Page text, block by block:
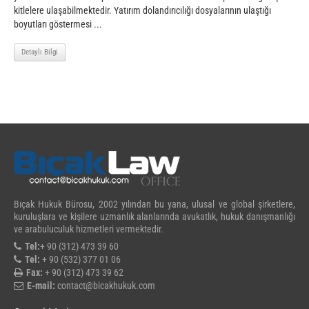
kitlelere ulaşabilmektedir. Yatırım dolandırıcılığı dosyalarının ulaştığı
boyutları göstermesi ...
Detaylı Bilgi
Bıçak Hukuk Bürosu, 2002 yılından bu yana, ulusal ve global şirketlere,
kuruluşlara ve kişilere uzmanlık alanlarında avukatlık, hukuk danışmanlığı
ve arabuluculuk hizmetleri vermektedir.
Tel:+ 90 (312) 473 39 60
Tel: + 90 (532) 377 01 06
Fax: + 90 (312) 473 39 62
E-mail: contact@bicakhukuk.com